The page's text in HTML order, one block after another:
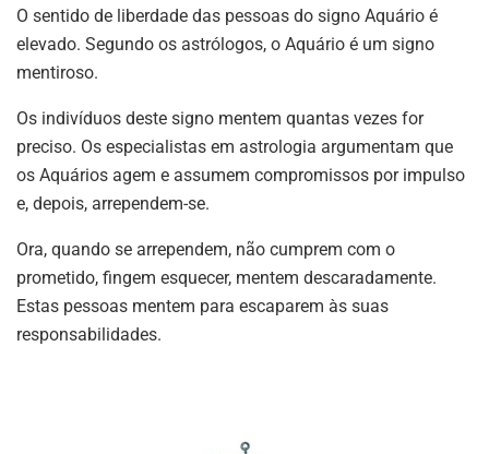
O sentido de liberdade das pessoas do signo Aquário é
elevado. Segundo os astrólogos, o Aquário é um signo
mentiroso.
Os indivíduos deste signo mentem quantas vezes for
preciso. Os especialistas em astrologia argumentam que
os Aquários agem e assumem compromissos por impulso
e, depois, arrependem-se.
Ora, quando se arrependem, não cumprem com o
prometido, fingem esquecer, mentem descaradamente.
Estas pessoas mentem para escaparem às suas
responsabilidades.